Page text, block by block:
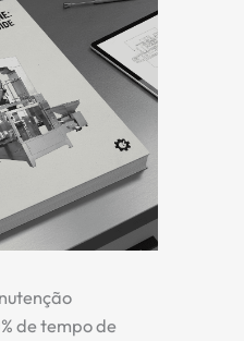
de tempo de